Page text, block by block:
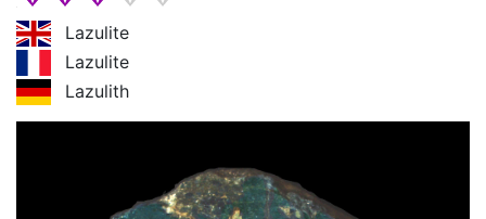
Lazulite
Lazulite
Lazulith